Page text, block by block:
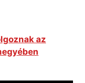
az